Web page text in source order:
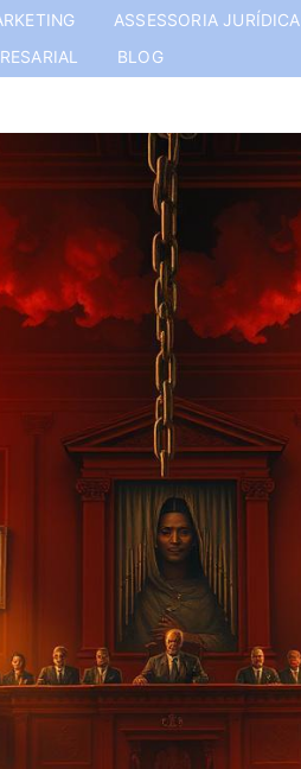
ASSESSORIA JURÍDICA
BLOG